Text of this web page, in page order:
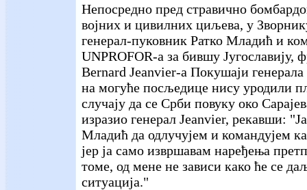
Непосредно пред стравично
војних и цивилних циљева, у
генерал-пуковник Ратко Младић и
UNPROFOR-а за бившу Југославију,
Bernard Jeanvier-a Покушаји
на могуће посљедице нису уродили
случају да се Срби повуку око
изразио генерал Jeanvier, рекавши:
Младић да одлучујем и командујем
јер ја само извршавам наређења
томе, од мене не зависи како ће се
ситуација."